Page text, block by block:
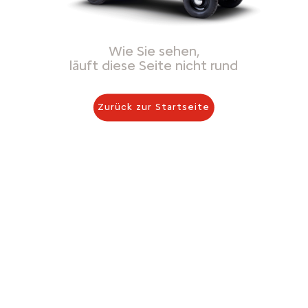
Wie Sie sehen,
läuft diese Seite nicht rund
Zurück zur Startseite